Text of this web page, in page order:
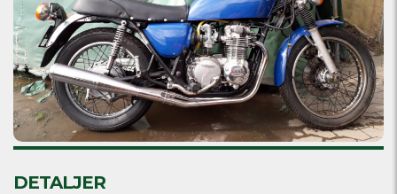
DETALJER